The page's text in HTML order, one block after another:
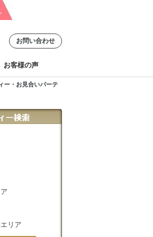
お問い合わせ
お客様の声
ー・お見合いパーテ
リア